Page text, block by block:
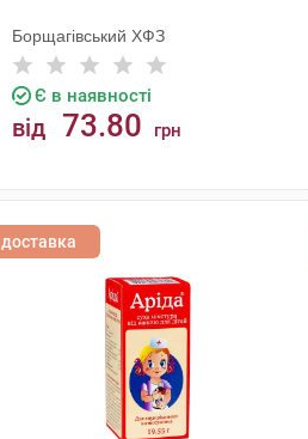
Борщагівський ХФЗ
Є в наявності
від 73.80 грн
доставка